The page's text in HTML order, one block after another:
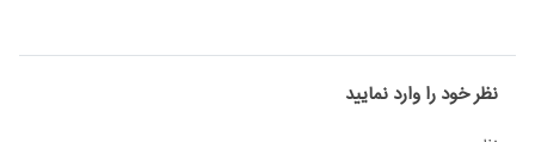
نظر خود را وارد نمایید